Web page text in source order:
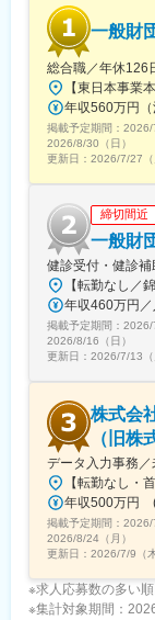
場合、お子様
す。
（自分の業務
量の大きい
※現在、関東
す。
・会議や打ち
います）が発
※国内出張の
います）
■ワークライ
同社は、個人
りに注力して
女性社員も多
誇っており、
変更の範囲：
一般財
総合職／年休126
掲載予定期間： 2026/
2026/8/30（日）
更新日： 2026/7/27（
締切間近
一般財
健診受付・健診
掲載予定期間： 2026/
2026/8/16（日）
更新日： 2026/7/13（
株式会
（旧株
データ入力事務
掲載予定期間： 2026/
2026/8/24（月）
更新日： 2026/7/9（木
※求人応募数の多い
※集計対象期間：